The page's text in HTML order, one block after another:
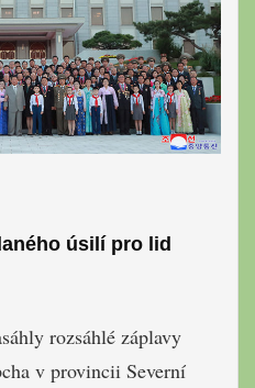
úsilí pro lid
rozsáhlé záplavy
v provincii Severní